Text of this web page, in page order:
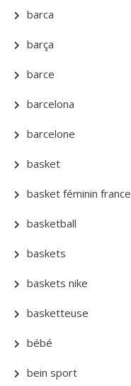
barca
barça
barce
barcelona
barcelone
basket
basket féminin france
basketball
baskets
baskets nike
basketteuse
bébé
bein sport